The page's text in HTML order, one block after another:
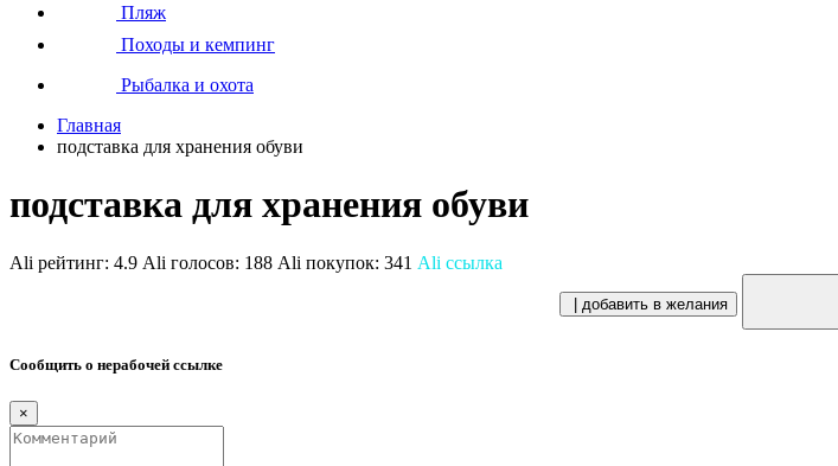
Пляж
Походы и кемпинг
Рыбалка и охота
Главная
подставка для хранения обуви
подставка для хранения обуви
Ali рейтинг: 4.9 Ali голосов: 188 Ali покупок: 341 Ali ссылка
| добавить в желания
Сообщить о нерабочей ссылке
×